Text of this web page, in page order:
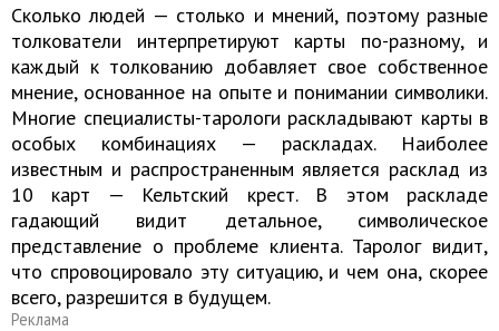
Сколько людей — столько и мнений, поэтому разные
толкователи интерпретируют карты по-разному, и
каждый к толкованию добавляет свое собственное
мнение, основанное на опыте и понимании символики.
Многие специалисты-тарологи раскладывают карты в
особых комбинациях — раскладах. Наиболее
известным и распространенным является расклад из
10 карт — Кельтский крест. В этом раскладе
гадающий видит детальное, символическое
представление о проблеме клиента. Таролог видит,
что спровоцировало эту ситуацию, и чем она, скорее
всего, разрешится в будущем.
Реклама